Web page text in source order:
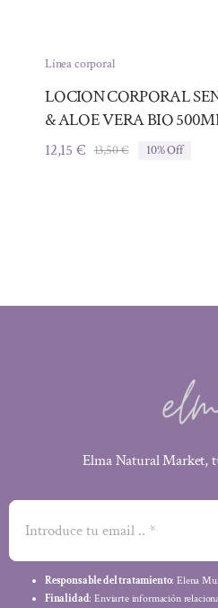
Línea corporal
LOCION CORPORAL
& ALOE VERA BIO
13,50€El
12,15 €
El
10% Off
Elma Natural Market,
Responsable del tratamiento: Elena
Finalidad: Enviarte información